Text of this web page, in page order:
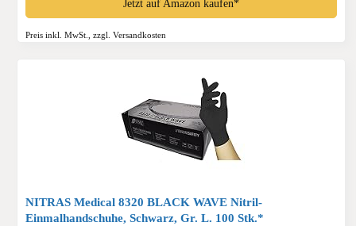
Jetzt auf Amazon kaufen*
Preis inkl. MwSt., zzgl. Versandkosten
NITRAS Medical 8320 BLACK WAVE Nitril-
Einmalhandschuhe, Schwarz, Gr. L. 100 Stk.*